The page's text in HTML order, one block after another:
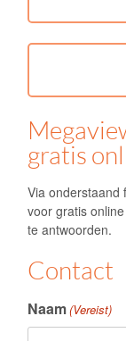
gratis
Via onderstaand
voor gratis
te antwoorden.
Contact
Naam(Vereist)